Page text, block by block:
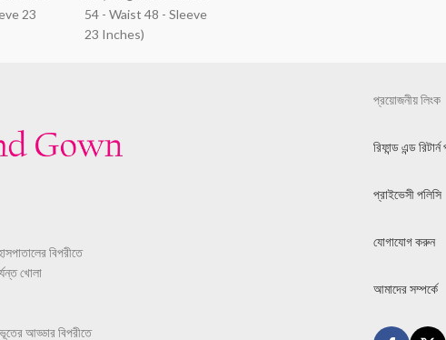
23
54 - Waist 48 - Sleeve
23 Inches)
বিপরীতে
খোলা
আড্ডার বিপরীতে
প্রয়োজনীয় লিংক
রিফান্ড এন্ড
প্রাইভেসী পলিসি
যোগাযোগ করুন
আমাদের সম্পর্কে